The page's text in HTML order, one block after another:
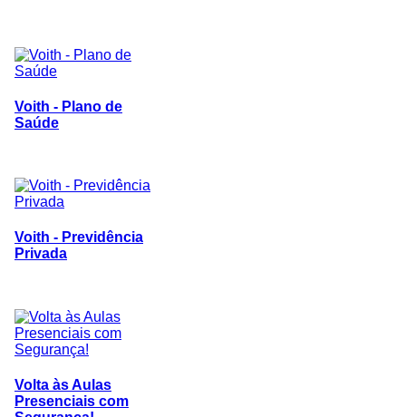
Voith - Plano de
Saúde
Voith - Previdência
Privada
Volta às Aulas
Presenciais com